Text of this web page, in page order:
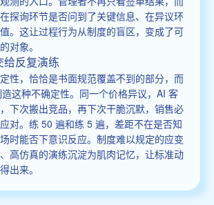
探询环节是否问到了关键信息、在异议环
。这让过程行为从制度的盲区，变成了可
对象。
反复演练
性，恰恰是书面规范覆盖不到的部分，而
这种不确定性。同一个价格异议，AI 客
下次搬出竞品，再下次干脆沉默，销售必
对。练 50 遍和练 5 遍，差距不在是否知
时能否下意识反应。制度难以规定的应变
高仿真的演练沉淀为肌肉记忆，让标准动
出来。